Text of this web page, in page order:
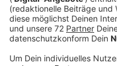
Anzeige
Rund 83.830 Kinder